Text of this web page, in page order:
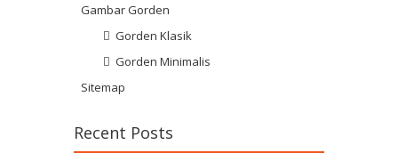
Gambar Gorden
Gorden Klasik
Gorden Minimalis
Sitemap
Recent Posts